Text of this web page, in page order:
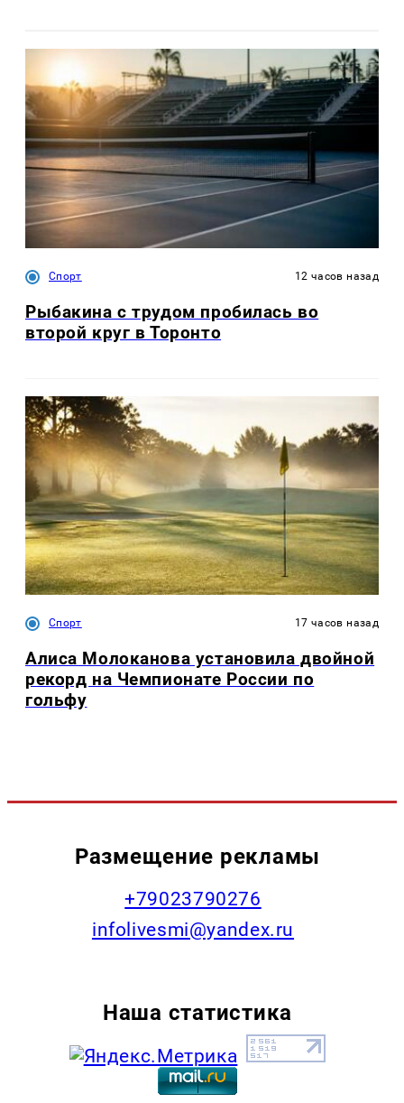
Спорт 12 часов назад
Рыбакина с трудом пробилась во
второй круг в Торонто
Спорт 17 часов назад
Алиса Молоканова установила двойной
рекорд на Чемпионате России по
гольфу
Размещение рекламы
+79023790276
infolivesmi@yandex.ru
Наша статистика